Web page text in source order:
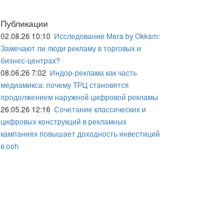
Публикации
02.08.26 10:10 Исследование Mera by Okkam:
Замечают ли люди рекламу в торговых и
бизнес-центрах?
08.06.26 7:02 Индор-реклама как часть
медиамикса: почему ТРЦ становятся
продолжением наружной цифровой рекламы
26.05.26 12:16 Сочетание классических и
цифровых конструкций в рекламных
кампаниях повышает доходность инвестиций
в ooh